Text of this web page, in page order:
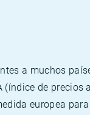
a muchos
de precios
europea